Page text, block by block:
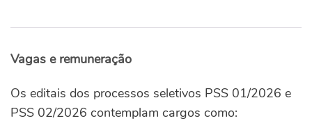
Vagas e remuneração
Os editais dos processos seletivos PSS 01/2026 e
PSS 02/2026 contemplam cargos como: